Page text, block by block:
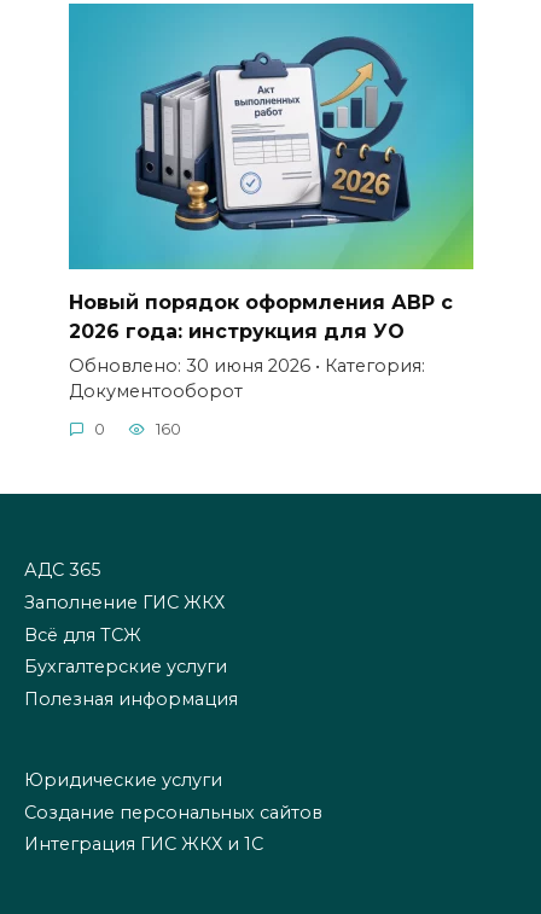
Новый порядок оформления АВР с
2026 года: инструкция для УО
Обновлено: 30 июня 2026 • Категория:
Документооборот
0 160
АДС 365
Заполнение ГИС ЖКХ
Всё для ТСЖ
Бухгалтерские услуги
Полезная информация
Юридические услуги
Создание персональных сайтов
Интеграция ГИС ЖКХ и 1С